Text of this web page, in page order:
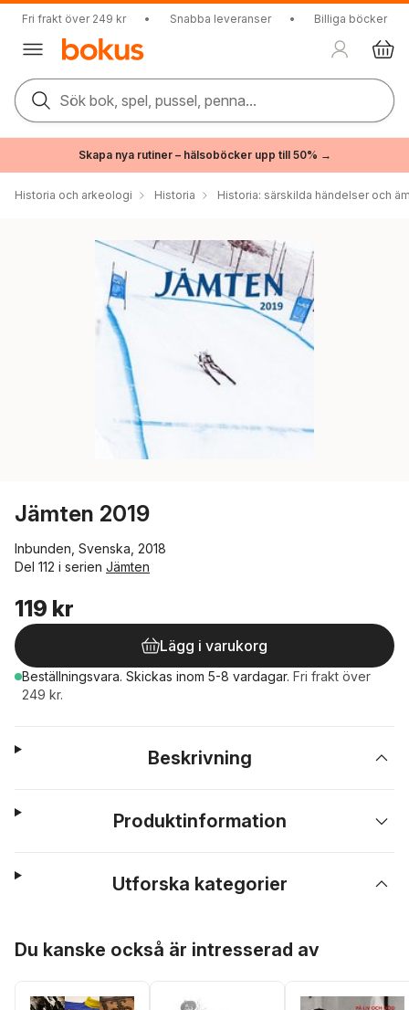
Fri frakt över 249 kr • Snabba leveranser • Billiga böcker
Sök bok, spel, pussel, penna...
Skapa nya rutiner – hälsoböcker upp till 50% →
Historia och arkeologi Historia Historia: särskilda händelser och
Jämten 2019
Inbunden, Svenska, 2018
Del 112 i serien Jämten
119 kr
Lägg i varukorg
Beställningsvara. Skickas inom 5-8 vardagar. Fri frakt över
249 kr.
Beskrivning
Produktinformation
Utforska kategorier
Du kanske också är intresserad av